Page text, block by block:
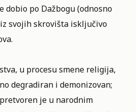
dobio po Dažbogu (odnosno
svojih skrovišta isključivo
u procesu smene religija,
degradiran i demonizovan;
je u narodnim